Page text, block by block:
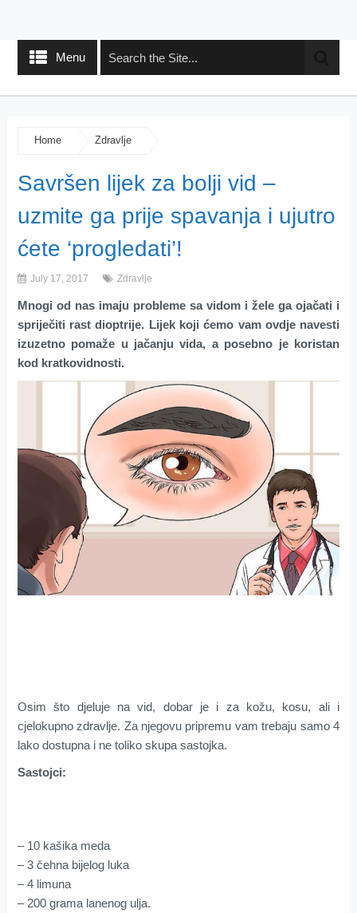
Menu
Home Zdravlje
Savršen lijek za bolji vid –
uzmite ga prije spavanja i ujutro
ćete ‘progledati’!
July 17, 2017 Zdravlje
Mnogi od nas imaju probleme sa vidom i žele ga ojačati i
spriječiti rast dioptrije. Lijek koji ćemo vam ovdje navesti
izuzetno pomaže u jačanju vida, a posebno je koristan
kod kratkovidnosti.
Osim što djeluje na vid, dobar je i za kožu, kosu, ali i
cjelokupno zdravlje. Za njegovu pripremu vam trebaju samo 4
lako dostupna i ne toliko skupa sastojka.
Sastojci:
– 10 kašika meda
– 3 čehna bijelog luka
– 4 limuna
– 200 grama lanenog ulja.